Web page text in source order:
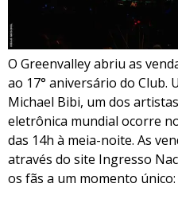
O Greenvalley abriu as
ao 17° aniversário do Club.
Michael Bibi, um dos
eletrônica mundial ocorre
das 14h à meia-noite. As
através do site Ingresso
os fãs a um momento